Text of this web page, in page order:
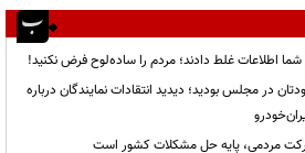
اطلاعات غلط دادند؛ مردم را ساده‌لوح فرض نکنید!
در مجلس بودید؛ دیدید انتقادات نمایندگان درباره
مردمی، پایه حل مشکلات کشور است